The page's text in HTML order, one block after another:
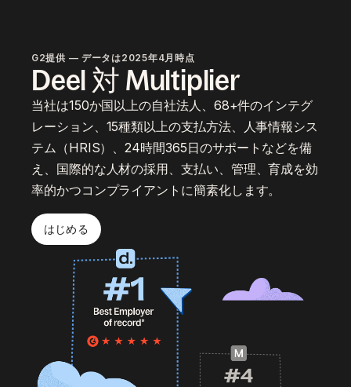
G2提供 — データは2025年4月時点
Deel 対 Multiplier
当社は150か国以上の自社法人、68+件のインテグ
レーション、15種類以上の支払方法、人事情報シス
テム（HRIS）、24時間365日のサポートなどを備
え、国際的な人材の採用、支払い、管理、育成を効
率的かつコンプライアントに簡素化します。
はじめる